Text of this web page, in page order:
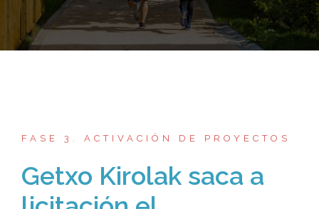
FASE 3. ACTIVACIÓN DE PROYECTOS
Getxo Kirolak saca a